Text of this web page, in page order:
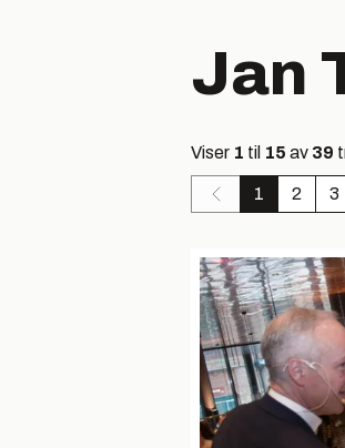
Jan
Viser 1 til 15 av 39
1 2 3